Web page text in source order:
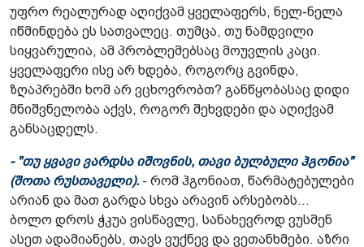
უფრო რეალურად აღიქვამ ყველაფერს, ნელ-ნელა
იწმინდება ეს სათვალეც. თუმცა, თუ ნამდვილი
სიყვარულია, ამ პრობლემებსაც მოუვლის კაცი.
ყველაფერი ისე არ ხდება, როგორც გვინდა,
ზღაპრებში ხომ არ ვცხოვრობთ? განწყობასაც დიდი
მნიშვნელობა აქვს, როგორ შეხვდები და აღიქვამ
განსაცდელს.
- "თუ ყვავი ვარდსა იშოვნის, თავი ბულბული ჰგონია"
(შოთა რუსთაველი). - რომ ჰგონიათ, წარმატებულები
არიან და მათ გარდა სხვა არავინ არსებობს...
ბოლო დროს ჭკუა ვისწავლე, სანახევროდ ვუსმენ
ასეთ ადამიანებს, თავს ვუქნევ და ვეთანხმები. აზრი